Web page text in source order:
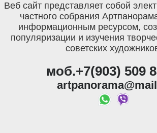
Веб сайт представляет собой
частного собрания
информационным ресурсом,
популяризации и изучения
советских
моб.+7(903) 509